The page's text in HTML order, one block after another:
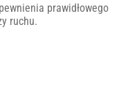
prawidłowego
ruchu.